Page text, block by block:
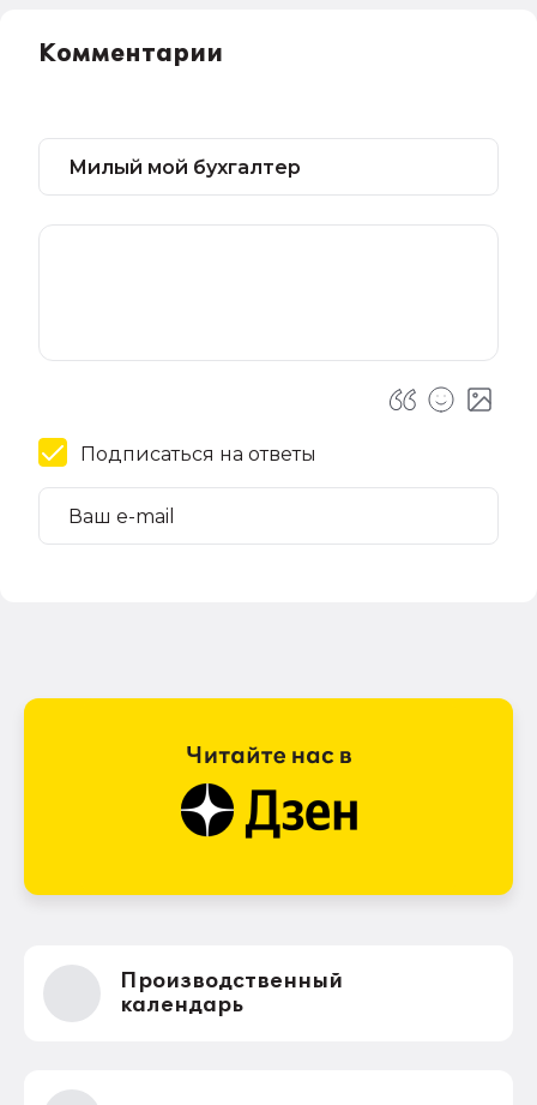
Комментарии
Подписаться на ответы
Производственный
календарь